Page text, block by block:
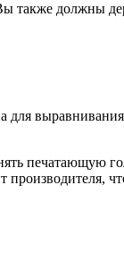
также должны
для
печатающую